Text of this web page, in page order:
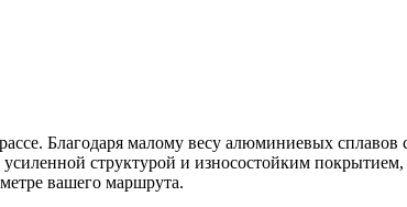
Благодаря малому весу алюминиевых сплавов
структурой и износостойким
вашего маршрута.